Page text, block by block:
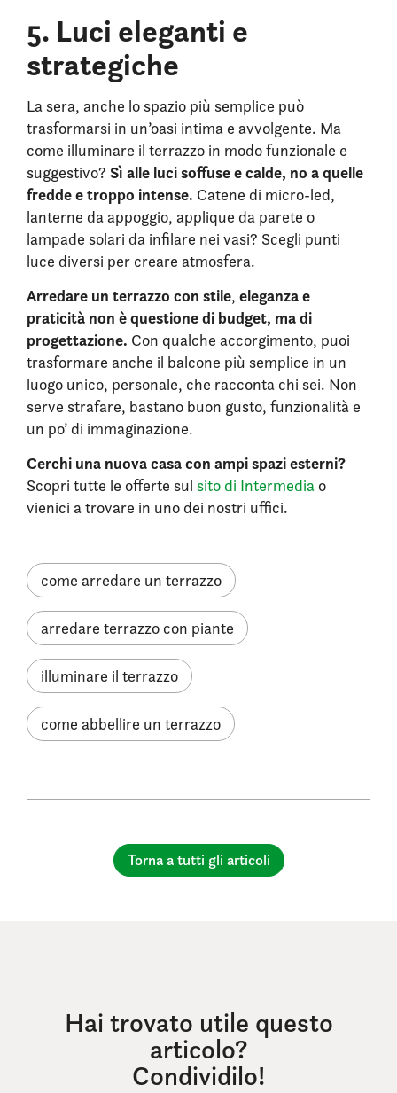
5. Luci eleganti e
strategiche
La sera, anche lo spazio più semplice può
trasformarsi in un’oasi intima e avvolgente. Ma
come illuminare il terrazzo in modo funzionale e
suggestivo? Sì alle luci soffuse e calde, no a quelle
fredde e troppo intense. Catene di micro-led,
lanterne da appoggio, applique da parete o
lampade solari da infilare nei vasi? Scegli punti
luce diversi per creare atmosfera.
Arredare un terrazzo con stile, eleganza e
praticità non è questione di budget, ma di
progettazione. Con qualche accorgimento, puoi
trasformare anche il balcone più semplice in un
luogo unico, personale, che racconta chi sei. Non
serve strafare, bastano buon gusto, funzionalità e
un po’ di immaginazione.
Cerchi una nuova casa con ampi spazi esterni?
Scopri tutte le offerte sul sito di Intermedia o
vienici a trovare in uno dei nostri uffici.
come arredare un terrazzo
arredare terrazzo con piante
illuminare il terrazzo
come abbellire un terrazzo
Torna a tutti gli articoli
Hai trovato utile questo
articolo?
Condividilo!